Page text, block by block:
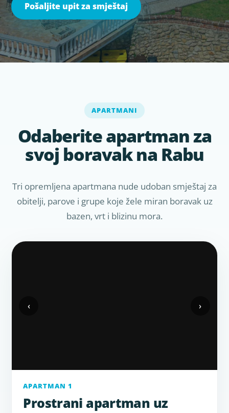
Pošaljite upit za smještaj
APARTMANI
Odaberite apartman za
svoj boravak na Rabu
Tri opremljena apartmana nude udoban smještaj za
obitelji, parove i grupe koje žele miran boravak uz
bazen, vrt i blizinu mora.
‹ ›
APARTMAN 1
Prostrani apartman uz